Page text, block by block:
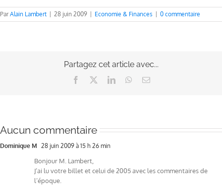
ParAlain Lambert 28 juin 2009 Economie & Finances 0 commentaire
Partagez cet article avec...
Facebook LinkedInWhatsApp
Email
Aucun commentaire
Dominique M 28 juin 2009 à 15 h 26 min
Bonjour M. Lambert,
J’ai lu votre billet et celui de 2005 avec les commentaires de
l’époque.